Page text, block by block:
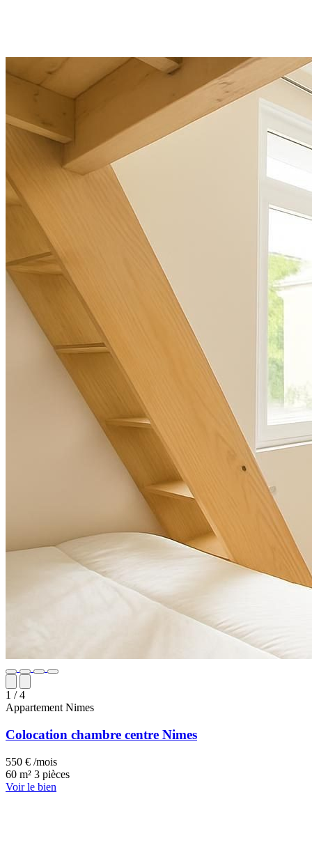
1 / 4
Appartement Nimes
Colocation chambre centre Nimes
550 € /mois
60 m² 3 pièces
Voir le bien